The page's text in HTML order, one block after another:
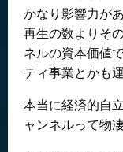
かなり影響力が
再生の数よりそ
ネルの資本価値
ティ事業とかも
本当に経済的自
ャンネルって物